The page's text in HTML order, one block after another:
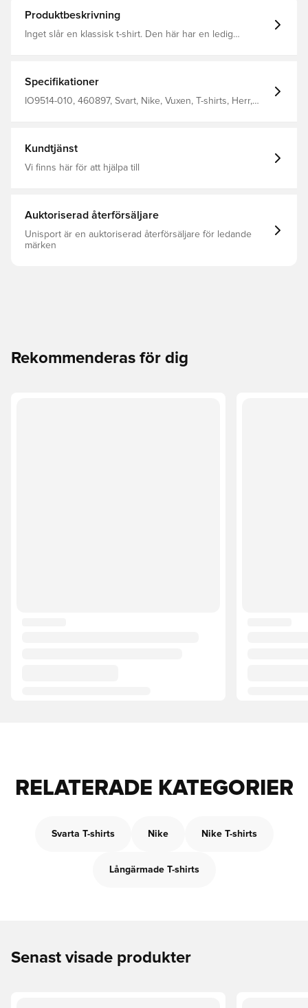
Produktbeskrivning
Inget slår en klassisk t-shirt. Den här har en ledig
Specifikationer
IO9514-010, 460897, Svart, Nike, Vuxen, T-shirts, Herr,
Kundtjänst
Vi finns här för att hjälpa till
Auktoriserad återförsäljare
Unisport är en auktoriserad återförsäljare för ledande
märken
Rekommenderas för dig
RELATERADE KATEGORIER
Svarta T-shirts Nike Nike T-shirts
Långärmade T-shirts
Senast visade produkter